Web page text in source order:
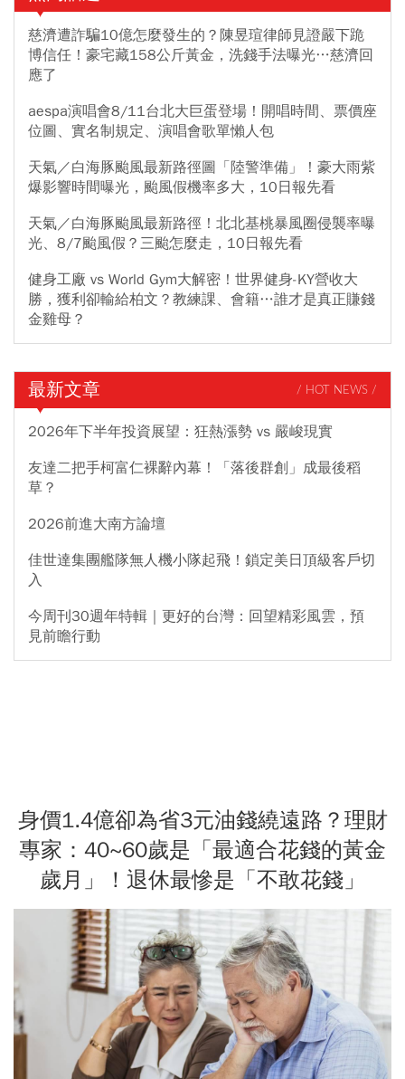
慈濟遭詐騙10億怎麼發生的？陳昱瑄律師見證嚴下跪
博信任！豪宅藏158公斤黃金，洗錢手法曝光…慈濟回
應了
aespa演唱會8/11台北大巨蛋登場！開唱時間、票價座
位圖、實名制規定、演唱會歌單懶人包
天氣／白海豚颱風最新路徑圖「陸警準備」！豪大雨紫
爆影響時間曝光，颱風假機率多大，10日報先看
天氣／白海豚颱風最新路徑！北北基桃暴風圈侵襲率曝
光、8/7颱風假？三颱怎麼走，10日報先看
健身工廠 vs World Gym大解密！世界健身-KY營收大
勝，獲利卻輸給柏文？教練課、會籍…誰才是真正賺錢
金雞母？
最新文章 / HOT NEWS /
2026年下半年投資展望：狂熱漲勢 vs 嚴峻現實
友達二把手柯富仁裸辭內幕！「落後群創」成最後稻
草？
2026前進大南方論壇
佳世達集團艦隊無人機小隊起飛！鎖定美日頂級客戶切
入
今周刊30週年特輯｜更好的台灣：回望精彩風雲，預
見前瞻行動
身價1.4億卻為省3元油錢繞遠路？理財
專家：40~60歲是「最適合花錢的黃金
歲月」！退休最慘是「不敢花錢」